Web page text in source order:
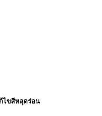
ไขสีหลุดร่อน